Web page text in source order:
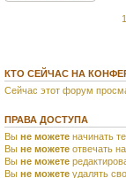
КТО СЕЙЧАС НА
Сейчас этот форум
ПРАВА ДОСТУПА
Вы не можете начинать
Вы не можете отвечать
Вы не можете
Вы не можете удалять